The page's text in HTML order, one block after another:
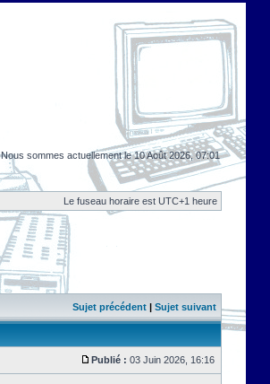
Nous sommes actuellement le 10 Août 2026, 07:01
Le fuseau horaire est UTC+1 heure
Sujet précédent | Sujet suivant
Publié : 03 Juin 2026, 16:16